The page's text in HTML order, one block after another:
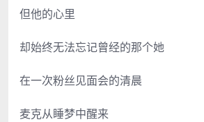
但他的心里
却始终无法忘记曾经的那个她
在一次粉丝见面会的清晨
麦克从睡梦中醒来